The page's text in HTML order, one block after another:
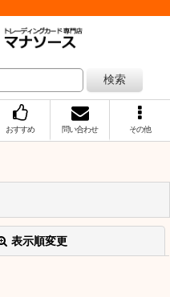
検索
おすすめ 問い合わせ その他
表示順変更